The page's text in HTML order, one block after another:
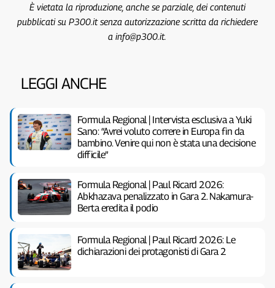
È vietata la riproduzione, anche se parziale, dei contenuti
pubblicati su P300.it senza autorizzazione scritta da richiedere
a info@p300.it.
LEGGI ANCHE
Formula Regional | Intervista esclusiva a Yuki
Sano: “Avrei voluto correre in Europa fin da
bambino. Venire qui non è stata una decisione
difficile”
Formula Regional | Paul Ricard 2026:
Abkhazava penalizzato in Gara 2. Nakamura-
Berta eredita il podio
Formula Regional | Paul Ricard 2026: Le
dichiarazioni dei protagonisti di Gara 2